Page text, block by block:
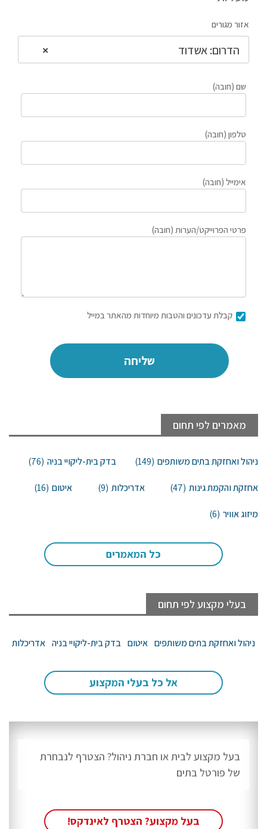
אזור מגורים
× הדרום: אשדוד
שם (חובה)
טלפון (חובה)
אימייל (חובה)
פרטי הפרוייקט/הערות (חובה)
קבלת עדכונים והטבות מיוחדות מהאתר במייל
בעל מקצוע לבית או חברת ניהול? הצטרף לנבחרת
של פורטל בתים
בעל מקצוע? הצטרף לאינדקס!
מאמרים לפי תחום
ניהול ואחזקת בתים משותפים (149) בדק בית-ליקויי בניה (76)
אחזקת והקמת גינות (47) אדריכלות (9) איטום (16)
מיזוג אוויר (6)
כל המאמרים
בעלי מקצוע לפי תחום
ניהול ואחזקת בתים משותפים איטום בדק בית-ליקויי בניה אדריכלות
אל כל בעלי המקצוע